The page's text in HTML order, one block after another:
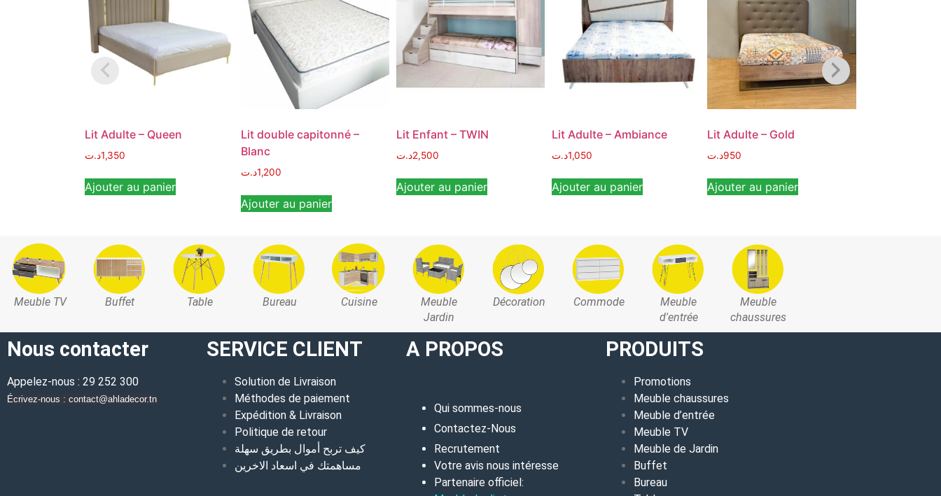
Lit Adulte – Queen
1,350د.ت
Ajouter au panier
Lit double capitonné –
Blanc
1,200د.ت
Ajouter au panier
Lit Enfant – TWIN
2,500د.ت
Ajouter au panier
Lit Adulte – Ambiance
1,050د.ت
Ajouter au panier
Lit Adulte – Gold
950د.ت
Ajouter au panier
Meuble TV Buffet Table Bureau Cuisine
Meuble
Jardin
Décoration Commode
Meuble
d'entrée
Meuble
chaussures
Nous contacter
Appelez-nous : 29 252 300
Écrivez-nous : contact@ahladecor.tn
SERVICE CLIENT
Solution de Livraison
Méthodes de paiement
Expédition & Livraison
Politique de retour
كيف تربح أموال بطريق سهلة
مساهمتك في اسعاد الاخرين
A PROPOS
Qui sommes-nous
Contactez-Nous
Recrutement
Votre avis nous intéresse
Partenaire officiel:
PRODUITS
Promotions
Meuble chaussures
Meuble d’entrée
Meuble TV
Meuble de Jardin
Buffet
Bureau